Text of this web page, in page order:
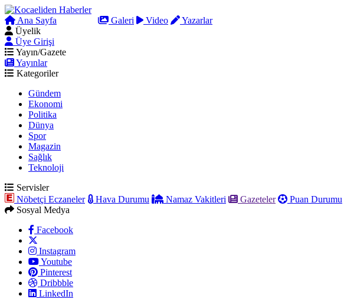
Ana Sayfa Galeri Video
Yazarlar
Üyelik
Üye Girişi
Yayın/Gazete
Yayınlar
Kategoriler
Gündem
Ekonomi
Politika
Dünya
Spor
Magazin
Sağlık
Teknoloji
Servisler
Nöbetçi Eczaneler
Hava Durumu Namaz Vakitleri Gazeteler
Puan Durumu
Sosyal Medya
Facebook
Instagram
Youtube
Pinterest
Dribbble
LinkedIn